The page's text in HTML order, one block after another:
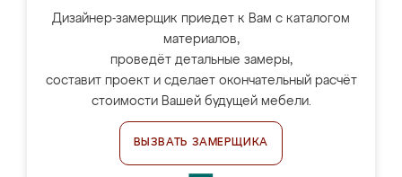
Дизайнер-замерщик приедет к Вам с каталогом
материалов,
проведёт детальные замеры,
составит проект и сделает окончательный расчёт
стоимости Вашей будущей мебели.
ВЫЗВАТЬ ЗАМЕРЩИКА